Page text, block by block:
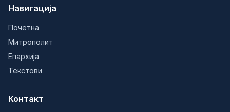
Навигација
Почетна
Митрополит
Епархија
Текстови
Контакт